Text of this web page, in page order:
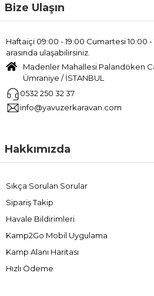
Bize Ulaşın
Haftaiçi 09:00 - 19:00 Cumartesi 10:00 -
arasında ulaşabilirsiniz.
Madenler Mahallesi Palandöken
Ümraniye / İSTANBUL
0532 250 32 37
info@yavuzerkaravan.com
Hakkımızda
Sıkça Sorulan Sorular
Sipariş Takip
Havale Bildirimleri
Kamp2Go Mobil Uygulama
Kamp Alanı Haritası
Hızlı Ödeme